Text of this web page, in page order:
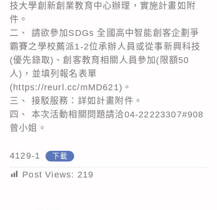
技大學創新創業教育中心辦理，實施計畫如附
件。
二、 請欲參加SDGs 全國高中智能創客企劃爭
霸賽之學校薦派1-2位承辦人員或從事新興科技
(優先錄取)、創客教育相關人員參加(限額50
人)，並填列報名表單
(https://reurl.cc/mMD621)。
三、 接駁服務：詳如計畫附件。
四、 本次活動相關問題請洽04-22223307#908
曾小姐。
4129-1 下載
Post Views: 219